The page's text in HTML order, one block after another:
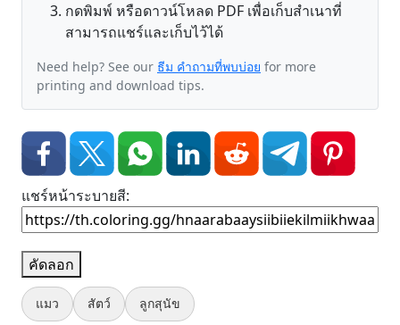
กดพิมพ์ หรือดาวน์โหลด PDF เพื่อเก็บสำเนาที่
สามารถแชร์และเก็บไว้ได้
Need help? See our ธีม คำถามที่พบบ่อย for more
printing and download tips.
แชร์หน้าระบายสี:
คัดลอก
แมว สัตว์ ลูกสุนัข